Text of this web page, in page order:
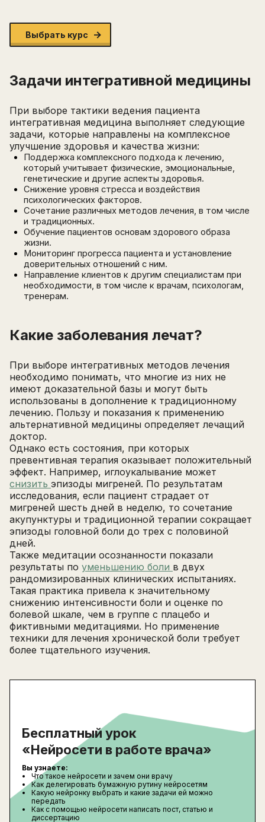
Написать в поддержку
минимум 10 символов
Отправить
Написать в Telegram-бот
Выбрать курс
Задачи интегративной медицины
При выборе тактики ведения пациента
интегративная медицина выполняет следующие
задачи, которые направлены на комплексное
улучшение здоровья и качества жизни:
Поддержка комплексного подхода к лечению,
который учитывает физические, эмоциональные,
генетические и другие аспекты здоровья.
Снижение уровня стресса и воздействия
психологических факторов.
Сочетание различных методов лечения, в том числе
и традиционных.
Обучение пациентов основам здорового образа
жизни.
Мониторинг прогресса пациента и установление
доверительных отношений с ним.
Направление клиентов к другим специалистам при
необходимости, в том числе к врачам, психологам,
тренерам.
Какие заболевания лечат?
При выборе интегративных методов лечения
необходимо понимать, что многие из них не
имеют доказательной базы и могут быть
использованы в дополнение к традиционному
лечению. Пользу и показания к применению
альтернативной медицины определяет лечащий
доктор.
Однако есть состояния, при которых
превентивная терапия оказывает положительный
эффект. Например, иглоукалывание может
снизить эпизоды мигреней. По результатам
исследования, если пациент страдает от
мигреней шесть дней в неделю, то сочетание
акупунктуры и традиционной терапии сокращает
эпизоды головной боли до трех с половиной
дней.
Также медитации осознанности показали
результаты по уменьшению боли в двух
рандомизированных клинических испытаниях.
Такая практика привела к значительному
снижению интенсивности боли и оценке по
болевой шкале, чем в группе с плацебо и
фиктивными медитациями. Но применение
техники для лечения хронической боли требует
более тщательного изучения.
Бесплатный урок
«Нейросети в работе врача»
Вы узнаете:
Что такое нейросети и зачем они врачу
Как делегировать бумажную рутину нейросетям
Какую нейронку выбрать и какие задачи ей можно
передать
Как с помощью нейросети написать пост, статью и
диссертацию
Зарегистрируйтесь
ПОЛУЧИТЕ БЕСПЛАТНЫЙ